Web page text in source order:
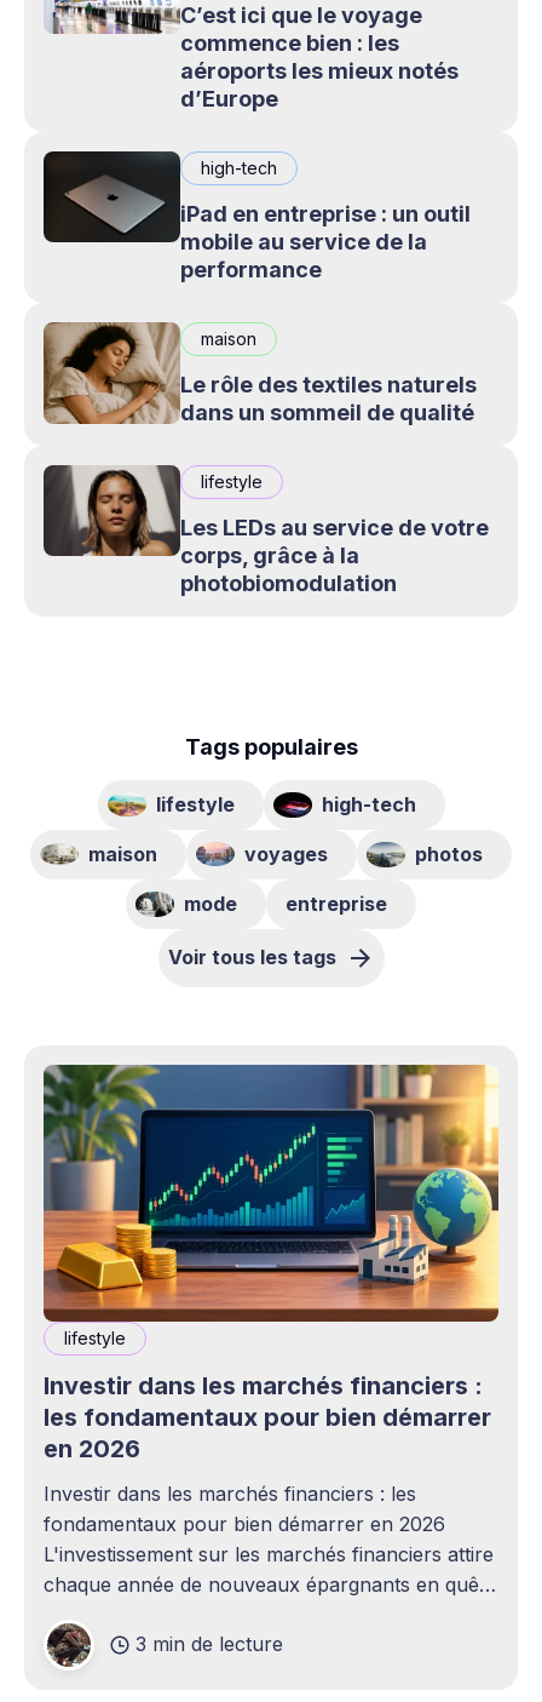
C’est ici que le voyage
commence bien : les
aéroports les mieux notés
d’Europe
high-tech
iPad en entreprise : un outil
mobile au service de la
performance
maison
Le rôle des textiles naturels
dans un sommeil de qualité
lifestyle
Les LEDs au service de votre
corps, grâce à la
photobiomodulation
Tags populaires
lifestyle high-tech
maison voyages photos
mode entreprise
Voir tous les tags
lifestyle
Investir dans les marchés financiers :
les fondamentaux pour bien démarrer
en 2026
Investir dans les marchés financiers : les
fondamentaux pour bien démarrer en 2026
L'investissement sur les marchés financiers attire
chaque année de nouveaux épargnants en quête
méthode solide expose à des déceptions
coûteuses. Entre la variété des actifs disponibles,
3 min de lecture